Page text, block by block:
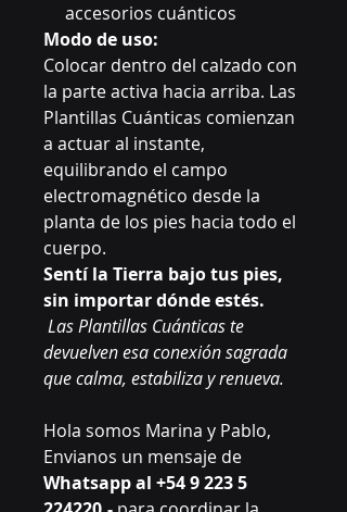
accesorios cuánticos
Modo de uso:
Colocar dentro del calzado con
la parte activa hacia arriba. Las
Plantillas Cuánticas comienzan
a actuar al instante,
equilibrando el campo
electromagnético desde la
planta de los pies hacia todo el
cuerpo.
Sentí la Tierra bajo tus pies,
sin importar dónde estés.
Las Plantillas Cuánticas te
devuelven esa conexión sagrada
que calma, estabiliza y renueva.
Hola somos Marina y Pablo,
Envianos un mensaje de
Whatsapp al +54 9 223 5